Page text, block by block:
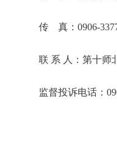
传 真：0906-
联 系 人：第十师
监督投诉电话：